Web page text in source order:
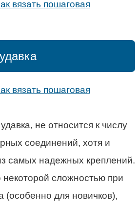
не относится к числу
соединений, хотя и
самых надежных креплений.
сложностью при
(особенно для новичков),